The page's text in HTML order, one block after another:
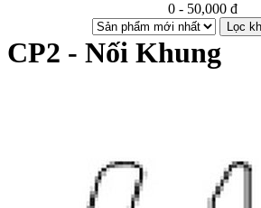
0 - 50,000 đ
Lọc
CP2 - Nối Khung